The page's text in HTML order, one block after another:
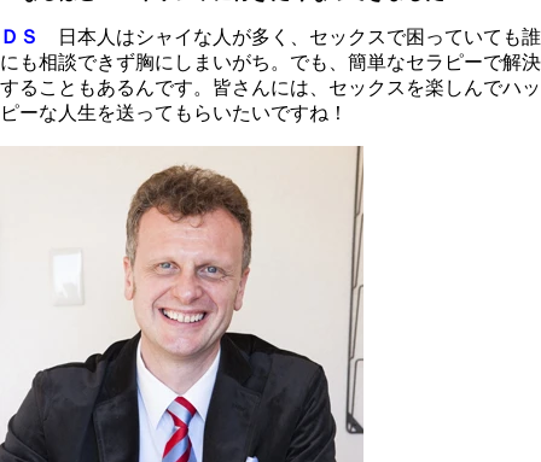
ＤＳ
日本人はシャイな人が多く、セックスで困っていても誰
にも相談できず胸にしまいがち。でも、簡単なセラピーで解決
することもあるんです。皆さんには、セックスを楽しんでハッ
ピーな人生を送ってもらいたいですね！